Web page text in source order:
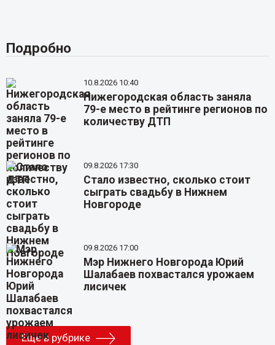
Подробно
10.8.2026 10:40
Нижегородская область заняла
79-е место в рейтинге регионов по
количеству ДТП
09.8.2026 17:30
Стало известно, сколько стоит
сыграть свадьбу в Нижнем
Новгороде
09.8.2026 17:00
Мэр Нижнего Новгорода Юрий
Шалабаев похвастался урожаем
лисичек
Еще в рубрике